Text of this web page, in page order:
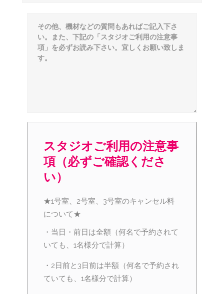
スタジオご利用の注意事
項（必ずご確認くださ
い）
★1号室、2号室、3号室のキャンセル料
について★
・当日・前日は全額（何名で予約されて
いても、1名様分で計算）
・2日前と3日前は半額（何名で予約され
ていても、1名様分で計算）